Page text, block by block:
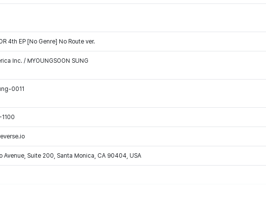
4th EP [No Genre] No Route ver.
Inc. / MYOUNGSOON SUNG
0011
Avenue, Suite 200, Santa Monica, CA 90404, USA